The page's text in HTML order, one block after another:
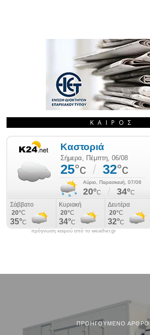
ΚΑΙΡΌΣ
πρόγνωση καιρού από το weather.gr
ΠΡΟΗΓΟΎΜΕΝΟ ΆΡΘΡΟ